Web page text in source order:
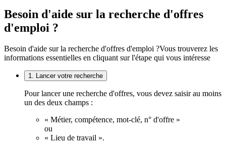
Besoin d'aide sur la recherche d'offres
d'emploi ?
Besoin d'aide sur la recherche d'offres d'emploi ?Vous trouverez les
informations essentielles en cliquant sur l'étape qui vous intéresse
1. Lancer votre recherche
Pour lancer une recherche d'offres, vous devez saisir au moins
un des deux champs :
« Métier, compétence, mot-clé, n° d'offre »
ou
« Lieu de travail ».